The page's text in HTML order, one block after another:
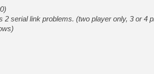
[Mo5] Deux inédits du
[GK] Le beat'em up The
[GK] Endless Legend 2 :
serial link problems. (two player only, 3 or 4